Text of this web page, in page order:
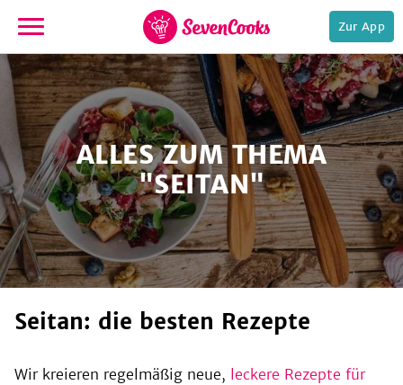
zur
Startseite
Zur App
ALLES ZUM THEMA
"SEITAN"
Seitan: die besten Rezepte
Wir kreieren regelmäßig neue, leckere Rezepte für